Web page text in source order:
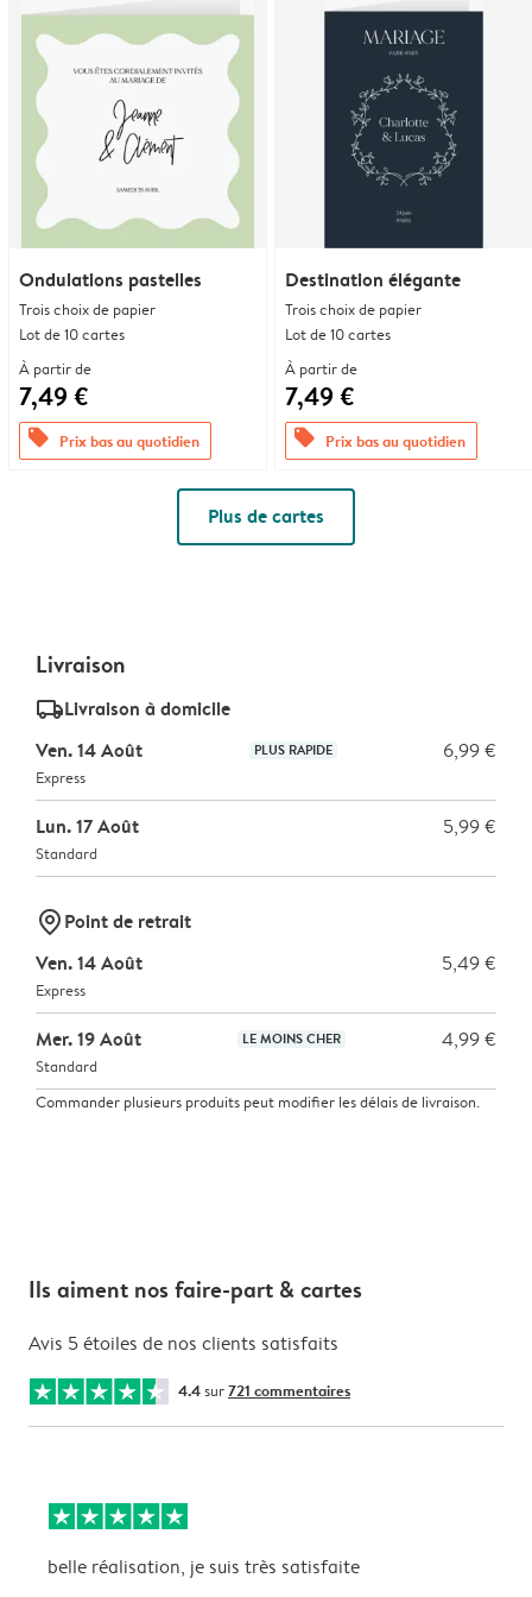
Ondulations pastelles
Trois choix de papier
Lot de 10 cartes
À partir de
7,49 €
offers Prix bas au quotidien
Destination élégante
Trois choix de papier
Lot de 10 cartes
À partir de
7,49 €
offers Prix bas au quotidien
Plus de cartes
Livraison
delivery_standard_v2Livraison à domicile
Ven. 14 Août
PLUS RAPIDE 6,99 €
Express
Lun. 17 Août 5,99 €
Standard
marker-pinPoint de retrait
Ven. 14 Août
5,49 €
Express
Mer. 19 Août LE MOINS CHER 4,99 €
Standard
Commander plusieurs produits peut modifier les délais de livraison.
Ils aiment nos faire-part & cartes
Avis 5 étoiles de nos clients satisfaits
4.4sur721 commentaires
belle réalisation, je suis très satisfaite